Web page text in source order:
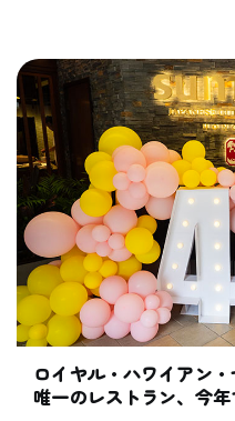
ロイヤル・ハワイアン
唯一のレストラン、今